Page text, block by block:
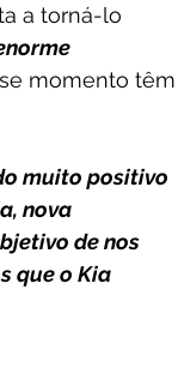
a torná-lo
momento têm
muito positivo
nova
de nos
que o Kia